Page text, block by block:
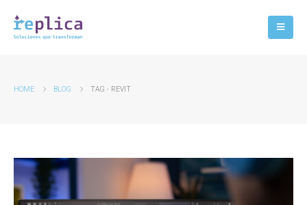
HOME BLOG TAG - REVIT